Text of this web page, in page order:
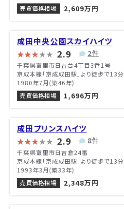
売買価格相場
2,609万円
成田中央公園スカイハイツ
2.9 2件
千葉県富里市日吉台4丁目3番1号
京成本線「京成成田駅」より徒歩で13分
1980年7月(築46年)
売買価格相場
1,696万円
成田プリンスハイツ
2.9 8件
千葉県富里市日吉倉24番
京成本線「京成成田駅」より徒歩で13分
1993年3月(築33年)
売買価格相場
2,348万円